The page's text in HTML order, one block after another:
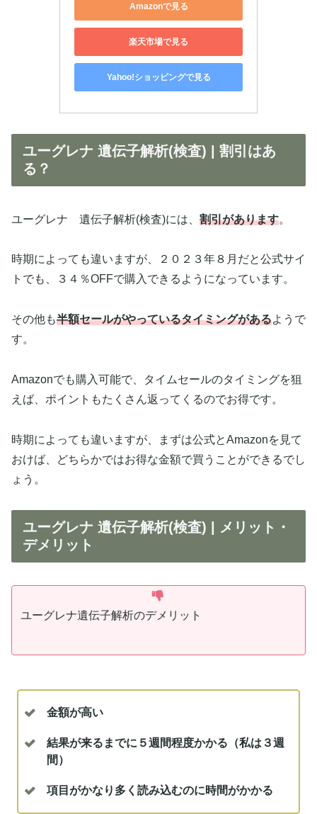
Amazonで見る
楽天市場で見る
Yahoo!ショッピングで見る
ユーグレナ 遺伝子解析(検査) | 割引はあ
る？
ユーグレナ 遺伝子解析(検査)には、 割引があります。
時期によっても違いますが、２０２３年８月だと公式サイ
トでも、３４％OFFで購入できるようになっています。
その他も半額セールがやっているタイミングがあるようで
す。
Amazonでも購入可能で、タイムセールのタイミングを狙
えば、ポイントもたくさん返ってくるのでお得です。
時期によっても違いますが、まずは公式とAmazonを見て
おけば、どちらかではお得な金額で買うことができるでし
ょう。
ユーグレナ 遺伝子解析(検査) | メリット・
デメリット
ユーグレナ遺伝子解析のデメリット
金額が高い
結果が来るまでに５週間程度かかる（私は３週
間）
項目がかなり多く読み込むのに時間がかかる